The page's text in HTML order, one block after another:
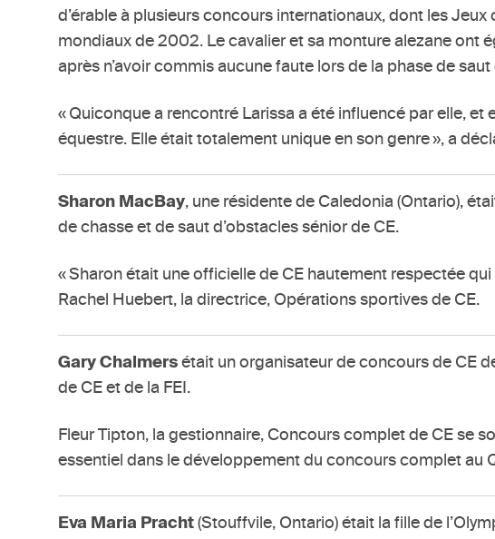
d’érable à plusieurs concours internationaux, dont les
mondiaux de 2002. Le cavalier et sa monture alezane ont
après n’avoir commis aucune faute lors de la phase de saut
« Quiconque a rencontré Larissa a été influencé par elle,
équestre. Elle était totalement unique en son genre », a
Sharon MacBay, une résidente de Caledonia (Ontario),
de chasse et de saut d’obstacles sénior de CE.
« Sharon était une officielle de CE hautement respectée
Rachel Huebert, la directrice, Opérations sportives de CE.
Gary Chalmers était un organisateur de concours de CE
de CE et de la FEI.
Fleur Tipton, la gestionnaire, Concours complet de CE se
essentiel dans le développement du concours complet au
Eva Maria Pracht (Stouffvile, Ontario) était la fille de